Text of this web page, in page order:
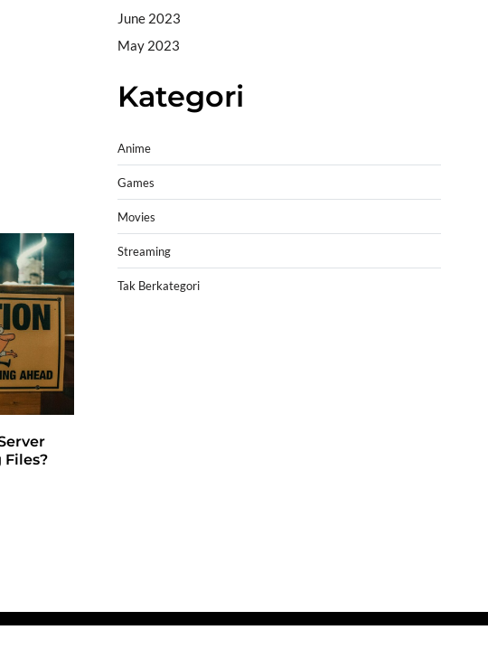
Files?
June 2023
May 2023
Kategori
Anime
Games
Movies
Streaming
Tak Berkategori